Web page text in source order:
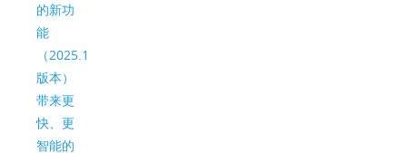
的新功
能
（2025.1
版本）
带来更
快、更
智能的